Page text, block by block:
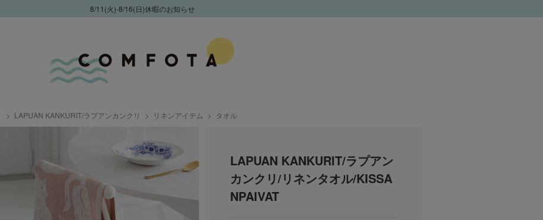
8/11(火)-8/16(日)休暇のお知らせ
LAPUAN KANKURIT/ラプアンカンクリ リネンアイテム タオル
LAPUAN KANKURIT/ラプアン
カンクリ/リネンタオル/KISSA
NPAIVAT